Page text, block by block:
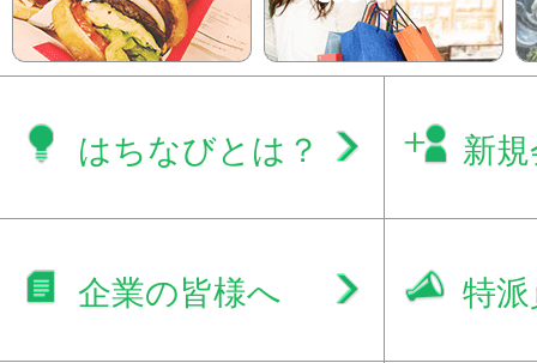
はちなびとは？ 新
企業の皆様へ 特